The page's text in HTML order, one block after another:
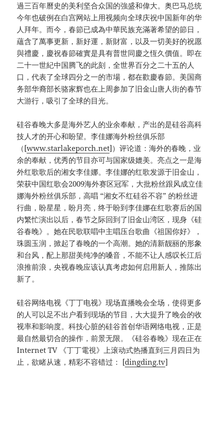
過三百年曆史的美利坚合众国的強盛和偉大。奥巴马总统
今年也破例在白宫网站上用视频向全球庆祝中国新年的华
人拜年。而今，春節已成為中華民族充滿著希望的節日，
蘊含了萬事更新，新好運，新財富，以及一切美好的祝愿
與禮慶，慶祝春節確實是具有普世同慶之恆久價值。即在
二十一世紀中国腾飞的此刻，全世界百分之二十五的人
口，代表了全球四分之一的市場，都在歡慶春節。美国商
务部华裔部长骆家辉也在上周参加了旧金山唐人街的春节
大游行，吸引了全球的目光。
硅谷春晚大多是海外艺人的业余奉献，产出的是硅谷高科
技人才的开心和盼望。李佳娜海外粉丝俱乐部
（[www.starlakeporch.net]）评论道：海外的春晚，业
余的奉献，优秀的节目亦可与国家级媲美。亮点之一是海
外红歌歌后的湘女李佳娜。李佳娜的红歌发源于旧金山，
荣获中国红歌会2009海外赛区冠军，大批粉丝跟风成立佳
娜海外粉丝俱乐部，高唱 “湘女不红硅谷不容” 的粉丝进
行曲，盼星星，盼月亮，终于盼到李佳娜在红歌赛后的国
内繁忙演出以后，春节之际回到了旧金山湾区，现身《硅
谷春晚》。她在民歌联唱中主唱压台歌曲《祖国你好》，
珠圆玉润，掀起了春晚的一个高潮。她的清新靓丽的形象
和台风，配上那甜美纯净的嗓音，不能不让人感叹长江后
浪推前浪，央视春晚应该认真考虑如何启用新人，推陈出
新了。
硅谷网络电视《丁丁电视》现场直播晚会全场，使得更多
的人可以足不出户看到现场的节目，大大提升了晚会的收
视率和影响度。科技心脏的硅谷首创华语网络电视，正是
最自然最切合的操作，前景无限。《硅谷春晚》现在正在
Internet TV 《丁丁電視》上滚动式热播直到三月四日为
止，欲睹从速，精彩不容错过： [dingding.tv]